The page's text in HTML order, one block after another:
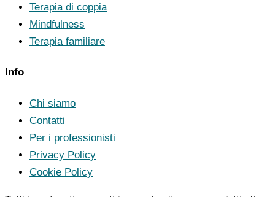
Terapia di coppia
Mindfulness
Terapia familiare
Info
Chi siamo
Contatti
Per i professionisti
Privacy Policy
Cookie Policy